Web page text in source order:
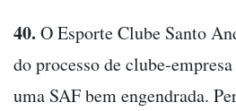
40. O Esporte Clube Santo
do processo de clube-
uma SAF bem engendrada.